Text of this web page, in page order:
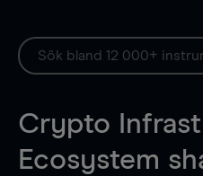
Crypto
Ecosystem